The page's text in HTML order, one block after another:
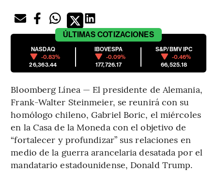
ÚLTIMAS COTIZACIONES
NASDAQ
-0.83%
26,363.44
IBOVESPA
-0.09%
177,726.17
S&P/BMV IPC
-0.46%
66,525.18
Bloomberg Línea — El presidente de Alemania,
Frank-Walter Steinmeier, se reunirá con su
homólogo chileno, Gabriel Boric, el miércoles
en la Casa de la Moneda con el objetivo de
“fortalecer y profundizar” sus relaciones en
medio de la guerra arancelaria desatada por el
mandatario estadounidense, Donald Trump.